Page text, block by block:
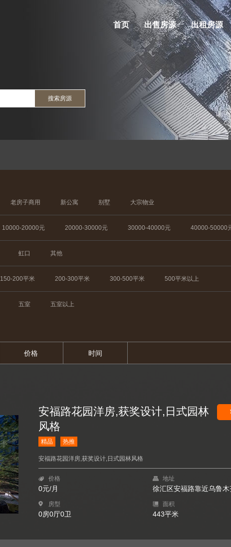
首页 出售房源 出租房源
搜索房源
老房子商用 新公寓 别墅 大宗物业
10000-20000元 20000-30000元 30000-40000元 40000-50000
虹口 其他
150-200平米 200-300平米 300-500平米 500平米以上
五室 五室以上
价格 时间
安福路花园洋房,获奖设计,日式园林
风格
精品 热推
安福路花园洋房,获奖设计,日式园林风格
价格
0元/月
地址
徐汇区安福路靠近乌鲁木
房型
0房0厅0卫
面积
443平米